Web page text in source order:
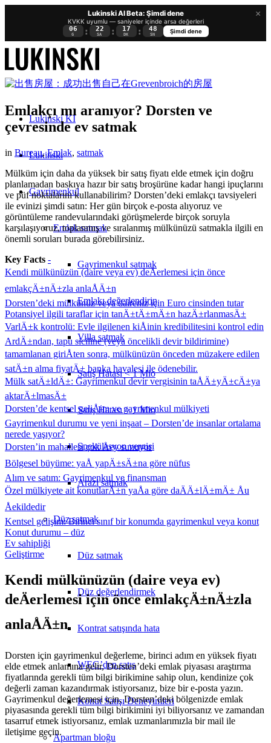
×
Lukinski AI Beta: Şimdi dene
KVKK uyumlu — saniyeler içinde arsa değerleri
06
G : 22
SA : 17
DK : 47
SN
Şimdi dene
Lukinski KI
Lukinski
Gayrimenkul
Emlak satmak
Gayrimenkul satmak
Emlakı değerlendirin
Villa satmak
Satış Hatası < 1 Mio
Satış Hatası > 1 Mio
Spekülasyon vergisi
Arazi satmak
Düzsatmak
Düz satmak
Düz değerlendirmek
Kontrat satışında hata
WEG’den satış
Konut Satışı Deneyimleri
Apartman bloğu
Emlakçı mı aranıyor? Dorsten ve
çevresinde ev satmak
in Bureau,Emlak, satmak
Mülküm için daha da yüksek bir satış fiyatı elde etmek için doğru
planlamadan baskıya hazır bir satış broşürüne kadar hangi ipuçlarını
ve püf noktalarını kullanabilirim? Dorsten’deki emlakçı tavsiyeleri
ile evinizi şimdi satın: Her gün birçok e-posta alıyoruz ve
görüntüleme randevularındaki görüşmelerde birçok soruyla
karşılaşıyoruz, toplanmış ve sıralanmış mülkünüzü satmakla ilgili en
önemli soruları burada görebilirsiniz.
Key Facts -
Kendi mülkünüzün (daire veya ev) deÄerlemesi için önce
emlakçÄ±nÄ±zla anlaÅÄ±n
Dorsten’deki mülkünüz veya daireniz için Euro cinsinden tutar
Potansiyel ilgili taraflar için tanÄ±tÄ±mÄ±n hazÄ±rlanmasÄ±
VarlÄ±k kontrolü: Evle ilgilenen kiÅinin kredibilitesini kontrol edin
ArdÄ±ndan, tapu siciline (veya öncelikli devir bildirimine)
tamamlanan giriÅten sonra, mülkünüzün önceden müzakere edilen
satÄ±n alma fiyatÄ± banka havalesi ile ödenebilir.
Mülk satÄ±ldÄ±: Gayrimenkul devir vergisinin taÅÄ±yÄ±cÄ±ya
aktarÄ±lmasÄ±
Dorsten’de kentsel geliÅim ve gayrimenkul mülkiyeti
Gayrimenkul durumu ve yeni inşaat – Dorsten’de insanlar ortalama
nerede yaşıyor?
Dorsten’in mahallesi çok Åey sunuyor
Bölgesel büyüme: yaÅ yapÄ±sÄ±na göre nüfus
Alım ve satım: Gayrimenkul ve finansman
Özel mülkiyete ait konutlarÄ±n yaÅa göre daÄÄ±lÄ±mÄ± Åu
Åekildedir
Kentsel gelişim: Birinci sınıf bir konumda gayrimenkul veya konut
Konut durumu – düz
Ev sahipliği
Geliştirme
Kendi mülkünüzün (daire veya ev)
deÄerlemesi için önce emlakçÄ±nÄ±zla
anlaÅÄ±n
Dorsten için gayrimenkul değerleme, birinci adım en yüksek fiyatı
elde etmek anlamına gelir, Dorsten’deki emlak piyasası araştırma
fiyatlarında gerekli tüm bilgi birikimine sahip olun, kendinize çok
değerli zaman kazandırmak istiyorsanız, bize bir e-posta yazın.
Gayrimenkul değerlemesi için, Dorsten’deki bölgenizde emlak
piyasasında gerekli tüm bilgi birikimini iyi biliyorsanız ve zamandan
tasarruf etmek istiyorsanız, emlak uzmanlarımızla bir mail ile
iletişime geçin.